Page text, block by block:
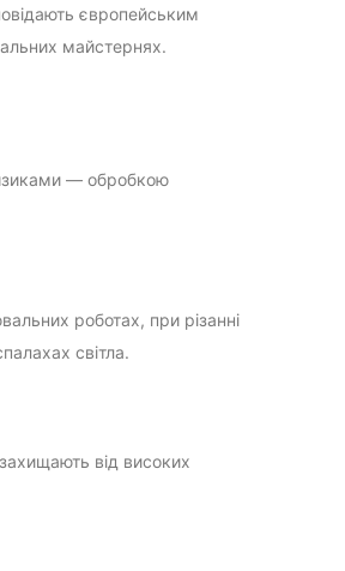
європейським
майстернях.
— обробкою
роботах, при різанні
світла.
від високих